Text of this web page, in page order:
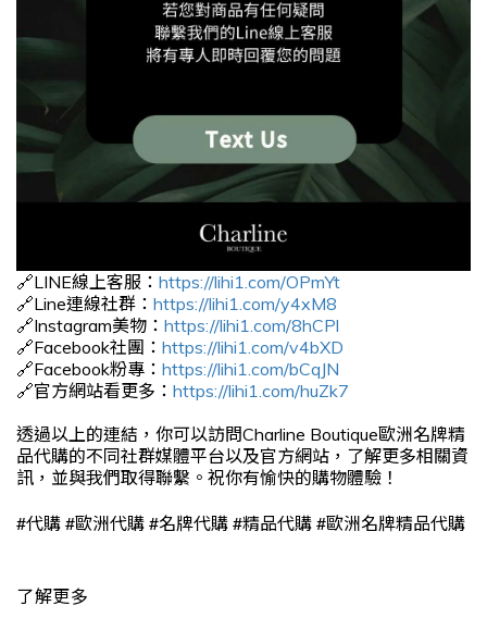
🔗LINE線上客服： https://lihi1.com/OPmYt
🔗Line連線社群： https://lihi1.com/y4xM8
🔗Instagram美物： https://lihi1.com/8hCPl
🔗Facebook社團： https://lihi1.com/v4bXD
🔗Facebook粉專： https://lihi1.com/bCqJN
🔗官方網站看更多： https://lihi1.com/huZk7
透過以上的連結，你可以訪問Charline Boutique歐洲名牌精
品代購的不同社群媒體平台以及官方網站，了解更多相關資
訊，並與我們取得聯繫。祝你有愉快的購物體驗！
#代購 #歐洲代購 #名牌代購 #精品代購 #歐洲名牌精品代購
了解更多